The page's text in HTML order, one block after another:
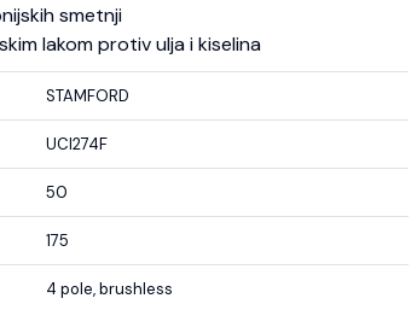
smetnji
lakom protiv ulja i kiselina
STAMFORD
UCI274F
50
175
4 pole, brushless